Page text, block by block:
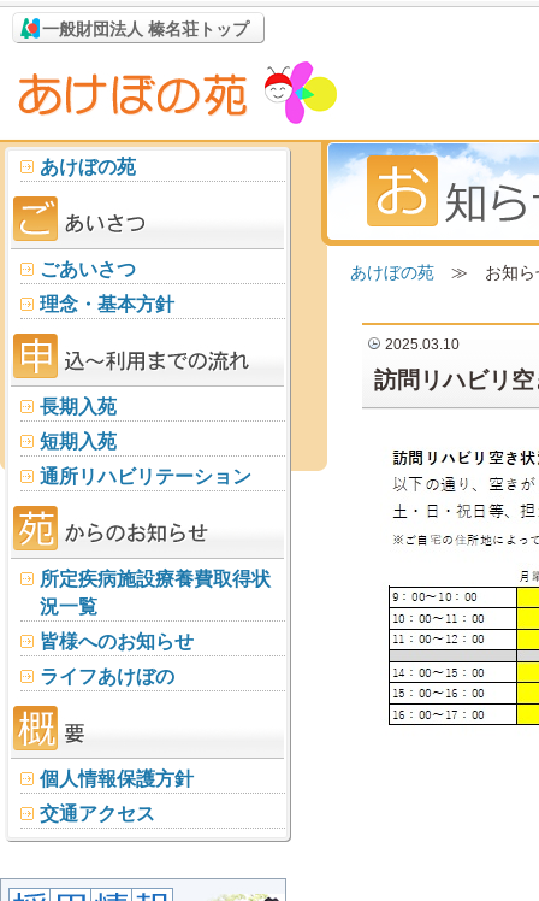
一般財団法人 榛名荘トップ
あけぼの苑 ≫ お知ら
2025.03.10
訪問リハビリ
あけぼの苑
ごあいさつ
理念・基本方針
長期入苑
短期入苑
通所リハビリテーション
所定疾病施設療養費取得状
況一覧
皆様へのお知らせ
ライフあけぼの
個人情報保護方針
交通アクセス